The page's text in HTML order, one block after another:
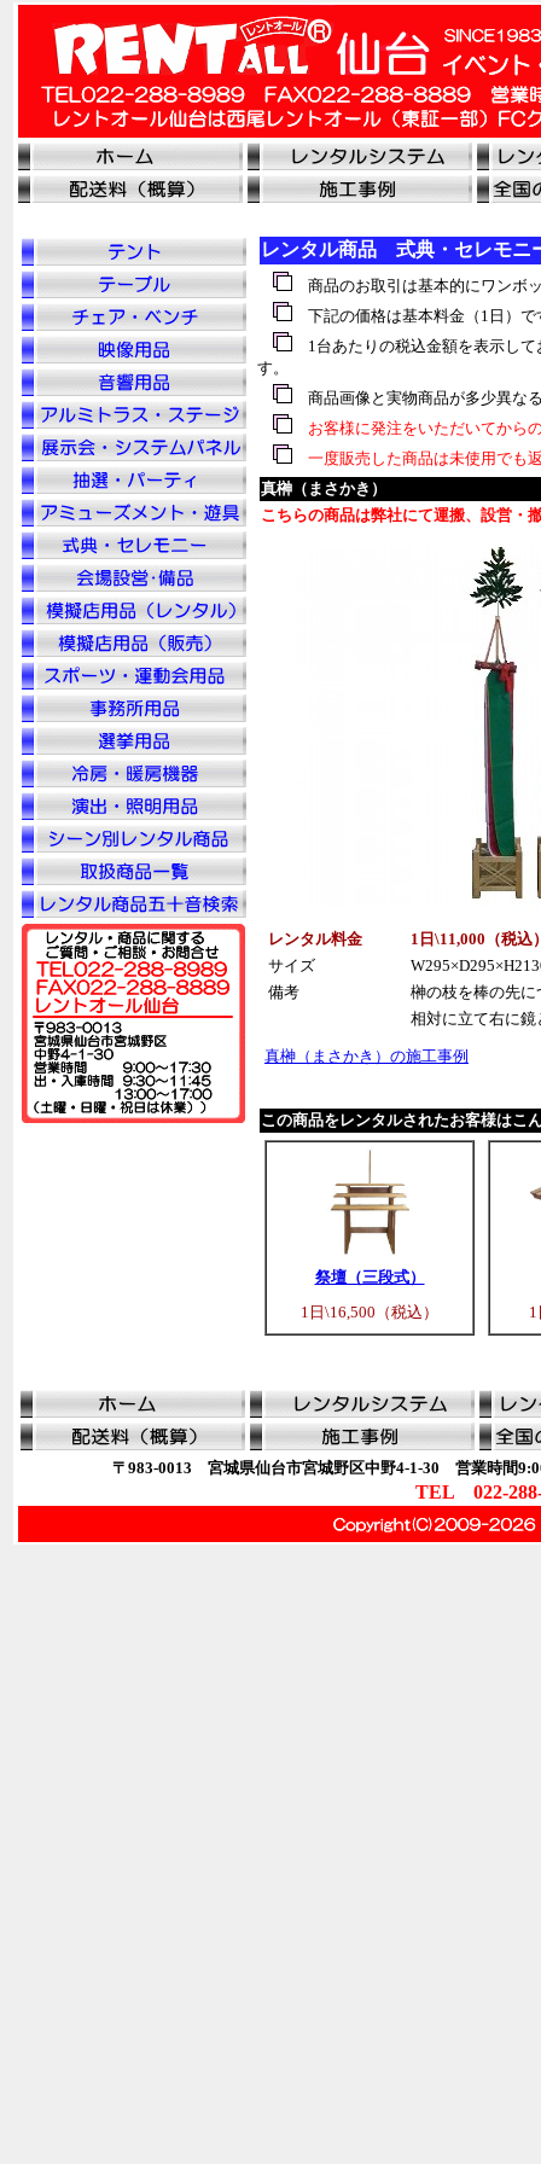
レンタル商品 式典・セレモニ
商品のお取引は基本的にワンボ
下記の価格は基本料金（1日）で
1台あたりの税込金額を表示して
す。
商品画像と実物商品が多少異な
お客様に発注をいただいてから
一度販売した商品は未使用でも
真榊（まさかき）
こちらの商品は弊社にて運搬、設営・
レンタル料金 1日\11,000（税込
サイズ
備考
榊の枝を棒の先
相対に立て右に
真榊（まさかき）の施工事例
この商品をレンタルされたお客様はこ
祭壇（三段式）
1日\16,500（税込）
〒983-0013 宮城県仙台市宮城野区中野4-1-30 営業時間
TEL 022-